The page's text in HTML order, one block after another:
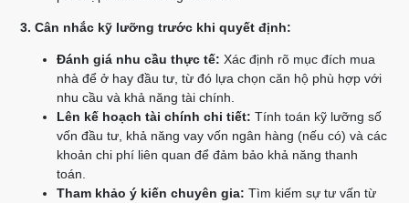
3. Cân nhắc kỹ lưỡng trước khi quyết định:
Đánh giá nhu cầu thực tế: Xác định rõ mục đích mua
nhà để ở hay đầu tư, từ đó lựa chọn căn hộ phù hợp với
nhu cầu và khả năng tài chính.
Lên kế hoạch tài chính chi tiết: Tính toán kỹ lưỡng số
vốn đầu tư, khả năng vay vốn ngân hàng (nếu có) và các
khoản chi phí liên quan để đảm bảo khả năng thanh
toán.
Tham khảo ý kiến chuyên gia: Tìm kiếm sự tư vấn từ